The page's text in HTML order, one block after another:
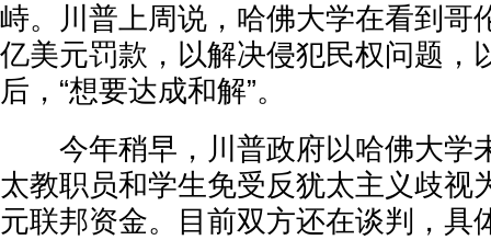
峙。川普上周说，哈佛大学在看到哥
亿美元罚款，以解决侵犯民权问题，
后，“想要达成和解”。
今年稍早，川普政府以哈佛大学
太教职员和学生免受反犹太主义歧视
元联邦资金。目前双方还在谈判，具